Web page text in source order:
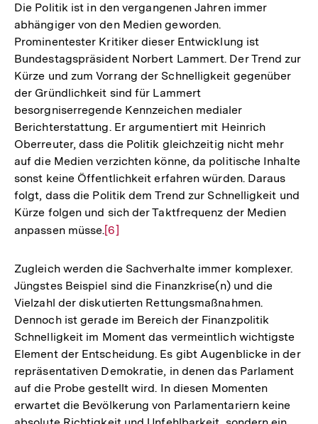
Die Politik ist in den vergangenen Jahren immer
abhängiger von den Medien geworden.
Prominentester Kritiker dieser Entwicklung ist
Bundestagspräsident Norbert Lammert. Der Trend zur
Kürze und zum Vorrang der Schnelligkeit gegenüber
der Gründlichkeit sind für Lammert
besorgniserregende Kennzeichen medialer
Berichterstattung. Er argumentiert mit Heinrich
Oberreuter, dass die Politik gleichzeitig nicht mehr
auf die Medien verzichten könne, da politische Inhalte
sonst keine Öffentlichkeit erfahren würden. Daraus
folgt, dass die Politik dem Trend zur Schnelligkeit und
Kürze folgen und sich der Taktfrequenz der Medien
anpassen müsse.Zur
der
Fußnote
[6]
Zugleich werden die Sachverhalte immer komplexer.
Jüngstes Beispiel sind die Finanzkrise(n) und die
Vielzahl der diskutierten Rettungsmaßnahmen.
Dennoch ist gerade im Bereich der Finanzpolitik
Schnelligkeit im Moment das vermeintlich wichtigste
Element der Entscheidung. Es gibt Augenblicke in der
repräsentativen Demokratie, in denen das Parlament
auf die Probe gestellt wird. In diesen Momenten
erwartet die Bevölkerung von Parlamentariern keine